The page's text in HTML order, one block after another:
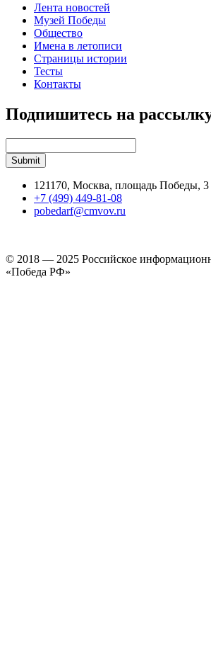
Лента новостей
Музей Победы
Общество
Имена в летописи
Страницы истории
Тесты
Контакты
Подпишитесь на
121170, Москва, площадь Победы, 3
+7 (499) 449-81-08
pobedarf@cmvov.ru
© 2018 — 2025 Российское
«Победа РФ»